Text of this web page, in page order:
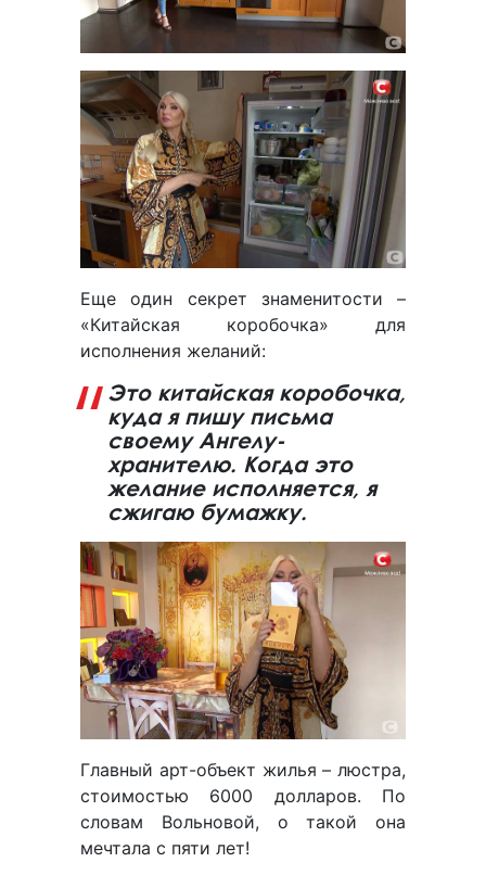
Еще один секрет знаменитости –
«Китайская коробочка» для
исполнения желаний:
Это китайская коробочка,
куда я пишу письма
своему Ангелу-
хранителю. Когда это
желание исполняется, я
сжигаю бумажку.
Главный арт-объект жилья – люстра,
стоимостью 6000 долларов. По
словам Вольновой, о такой она
мечтала с пяти лет!